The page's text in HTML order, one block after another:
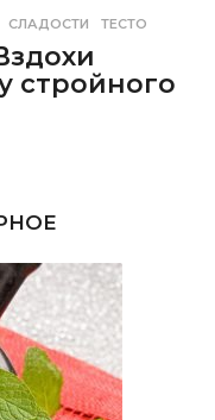
,СЛАДОСТИ ,ТЕСТО
стройного